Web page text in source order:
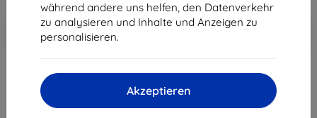
während andere uns helfen, den Datenverkehr
zu analysieren und Inhalte und Anzeigen zu
personalisieren.
Akzeptieren
-10%
Rabatt mit Gutschein
EXTRA10
In den
ausverkauft